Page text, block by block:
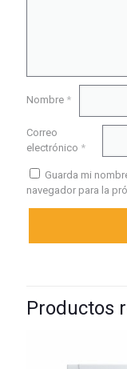
Nombre *
Correo
electrónico *
Guarda mi
navegador para la
Productos